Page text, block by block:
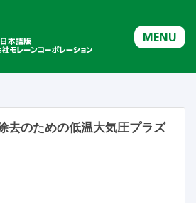
MENU
去のための低温大気圧プラズ